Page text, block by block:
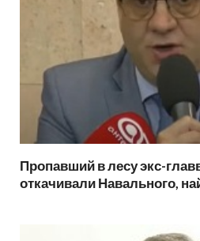
Пропавший в лесу экс-
откачивали Навального,